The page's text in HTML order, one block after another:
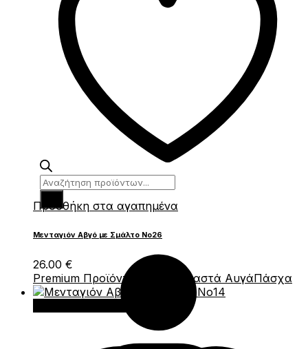
Products
search
Πρόσθήκη στα αγαπημένα
Μενταγιόν Αβγό με Σμάλτο Νο26
26.00 €
Premium Προϊόντα
Κρεμαστά ΑυγάΠάσχα